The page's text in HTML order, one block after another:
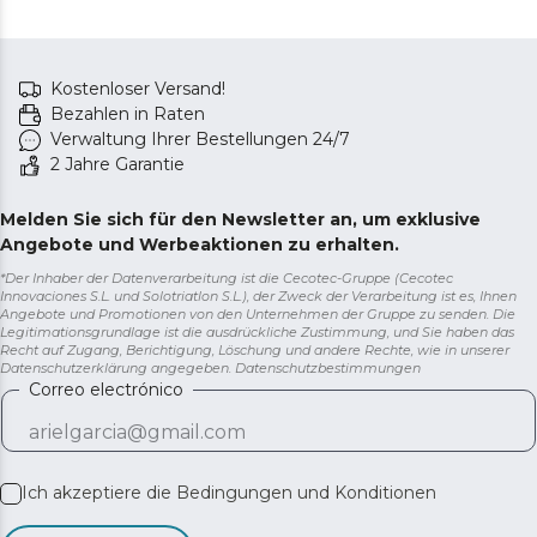
Kostenloser Versand!
Bezahlen in Raten
Verwaltung Ihrer Bestellungen 24/7
2 Jahre Garantie
Melden Sie sich für den Newsletter an, um exklusive
Angebote und Werbeaktionen zu erhalten.
*Der Inhaber der Datenverarbeitung ist die Cecotec-Gruppe (Cecotec
Innovaciones S.L. und Solotriatlon S.L.), der Zweck der Verarbeitung ist es, Ihnen
Angebote und Promotionen von den Unternehmen der Gruppe zu senden. Die
Legitimationsgrundlage ist die ausdrückliche Zustimmung, und Sie haben das
Recht auf Zugang, Berichtigung, Löschung und andere Rechte, wie in unserer
Datenschutzerklärung angegeben. Datenschutzbestimmungen
Correo electrónico
Ich akzeptiere die Bedingungen und Konditionen